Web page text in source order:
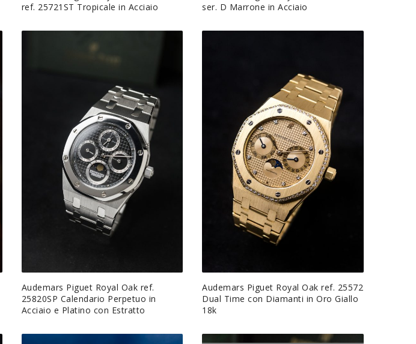
ref. 25721ST Tropicale in Acciaio
ser. D Marrone in Acciaio
Audemars Piguet Royal Oak ref.
25820SP Calendario Perpetuo in
Acciaio e Platino con Estratto
Audemars Piguet Royal Oak ref. 25572
Dual Time con Diamanti in Oro Giallo
18k